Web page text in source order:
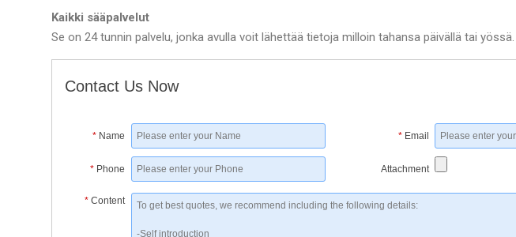
Kaikki sääpalvelut
Se on 24 tunnin palvelu, jonka avulla voit lähettää tietoja milloin tahansa päivällä tai yössä.
Contact Us Now
* Name * Email
* Phone Attachment
* Content